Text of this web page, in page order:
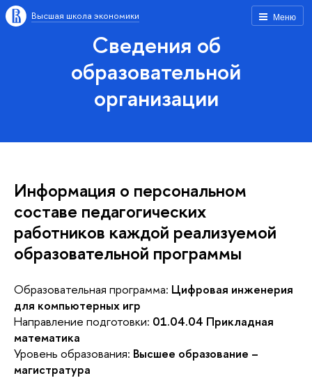
Меню
Высшая школа экономики
Сведения об
образовательной
организации
Информация о персональном
составе педагогических
работников каждой реализуемой
образовательной программы
Образовательная программа: Цифровая инженерия
для компьютерных игр
Направление подготовки: 01.04.04 Прикладная
математика
Уровень образования: Высшее образование –
магистратура